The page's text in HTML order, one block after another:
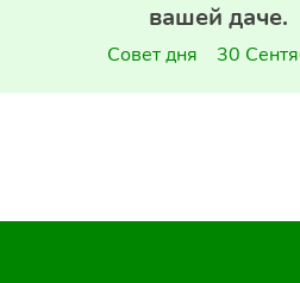
вашей даче.
Совет дня 30